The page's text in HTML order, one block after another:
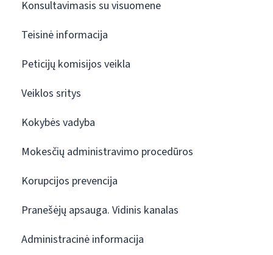
Konsultavimasis su visuomene
Teisinė informacija
Peticijų komisijos veikla
Veiklos sritys
Kokybės vadyba
Mokesčių administravimo procedūros
Korupcijos prevencija
Pranešėjų apsauga. Vidinis kanalas
Administracinė informacija